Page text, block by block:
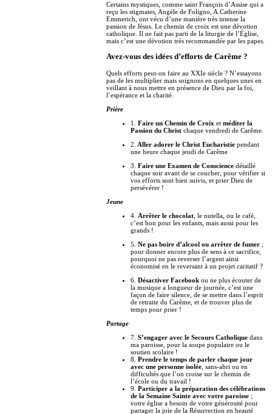
Certains mystiques, comme saint François d’Assise qui a
reçu les stigmates, Angèle de Foligno, A.Catherine
Emmerich, ont vécu d’une manière très intense la
passion de Jésus. Le chemin de croix est une dévotion
catholique. Il ne fait pas parti de la liturgie de l’Église,
mais c’est une dévotion très recommandée par les papes.
Avez-vous des idées d’efforts de Carême ?
Quels efforts peut-on faire au XXIe siècle ? N’essayons
pas de les multiplier mais soignons en quelques unes en
veillant à nous mettre en présence de Dieu par la foi,
l’espérance et la charité.
Prière
1. Faire un Chemin de Croix et méditer la
Passion du Christ chaque vendredi de Carême.
2. Aller adorer le Christ Eucharistie pendant
une heure chaque jeudi de Carême
3. Faire une Examen de Conscience détaillé
chaque soir avant de se coucher, pour vérifier si
vos efforts sont bien suivis, et prier Dieu de
persévérer !
Jeune
4. Arrêter le chocolat , le nutella, ou le café,
c’est bon pour les enfants, mais aussi pour les
grands !
5. Ne pas boire d’alcool ou arrêter de fumer ;
pour donner encore plus de sens à ce sacrifice,
pourquoi ne pas reverser l’argent ainsi
économisé en le reversant à un projet caritatif ?
6. Désactiver Facebook ou ne plus écouter de
la musique a longueur de journée, c’est une
façon de faire silence, de se mettre dans l’esprit
de retraite du Carême, et de trouver plus de
temps pour prier !
Partage
7. S’engager avec le Secours Catholique dans
ma paroisse, pour la soupe populaire ou le
soutien scolaire !
8. Prendre le temps de parler chaque jour
avec une personne isolée , sans-abri ou en
difficultés que l’on croise sur le chemin de
l’école ou du travail !
9. Participer a la préparation des célébrations
de la Semaine Sainte avec votre paroisse ;
votre église a besoin de votre générosité pour
partager la joie de la Résurrection en beauté